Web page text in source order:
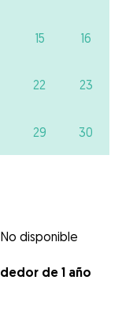
15 16
22 23
29 30
No disponible
de 1 año